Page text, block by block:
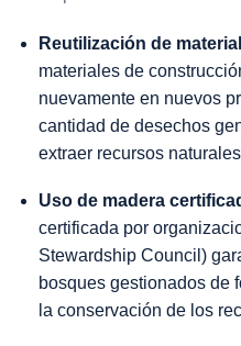
Reutilización de
materiales de
nuevamente en nuevos
cantidad de desechos
extraer recursos
Uso de madera
certificada por
Stewardship Council)
bosques gestionados de
la conservación de los